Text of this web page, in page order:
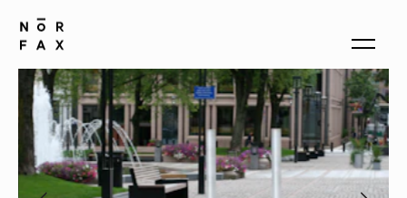
produkter